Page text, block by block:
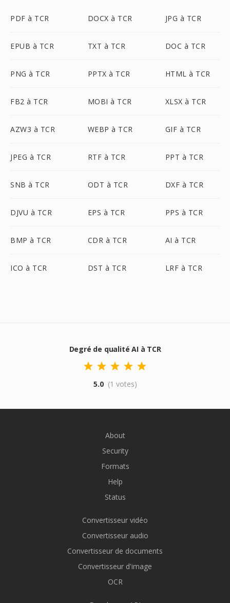
PDF à TCR DOCX à TCR JPG à TCR
EPUB à TCR TXT à TCR DOC à TCR
PNG à TCR PPTX à TCR HTML à TCR
FB2 à TCR MOBI à TCR XLSX à TCR
AZW3 à TCR WEBP à TCR GIF à TCR
JPEG à TCR RTF à TCR PPT à TCR
SNB à TCR ODT à TCR DXF à TCR
DJVU à TCR EPS à TCR PPS à TCR
BMP à TCR CDR à TCR AI à TCR
ICO à TCR DST à TCR LRF à TCR
Degré de qualité AI à TCR
5.0 (1 votes)
About
Security
Formats
Help
Status
Convertisseur vidéo
Convertisseur audio
Convertisseur de documents
Convertisseur d'image
OCR